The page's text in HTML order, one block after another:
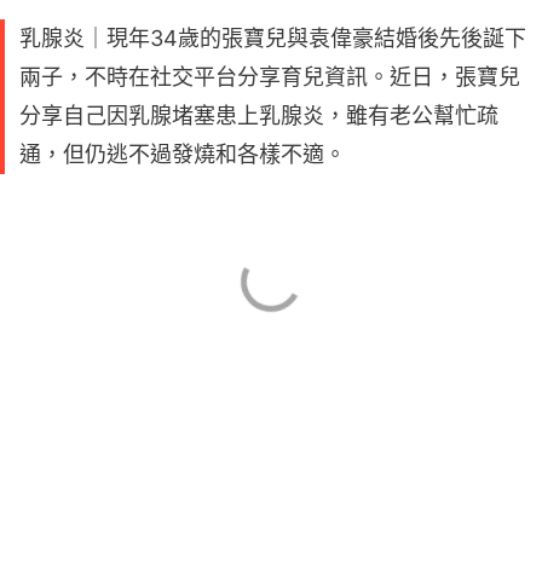
乳腺炎｜現年34歲的張寶兒與袁偉豪結婚後先後誕下
兩子，不時在社交平台分享育兒資訊。近日，張寶兒
分享自己因乳腺堵塞患上乳腺炎，雖有老公幫忙疏
通，但仍逃不過發燒和各樣不適。